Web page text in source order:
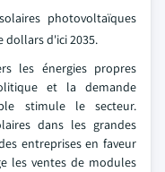
photovoltaïques
d'ici 2035.
les énergies propres
et la demande
stimule le secteur.
dans les grandes
entreprises en faveur
les ventes de modules